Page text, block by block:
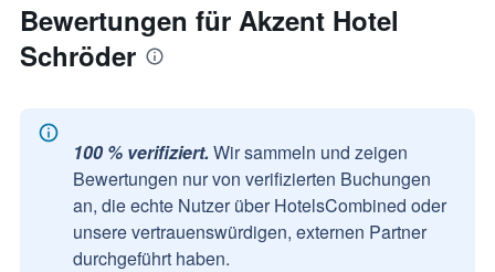
Bewertungen für Akzent Hotel
Schröder
100 % verifiziert. Wir sammeln und zeigen
Bewertungen nur von verifizierten Buchungen
an, die echte Nutzer über HotelsCombined oder
unsere vertrauenswürdigen, externen Partner
durchgeführt haben.